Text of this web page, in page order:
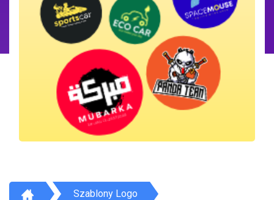
Szablony Logo